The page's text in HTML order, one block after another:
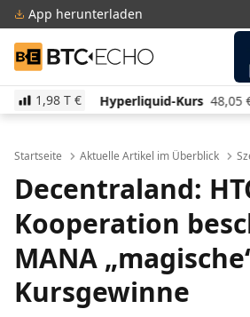
App herunterladen
BTC-ECHO
1,98 T €
Hyperliquid-Kurs 48,05 € -0.90%
Startseite Aktuelle Artikel im Überblick
Decentraland:
Kooperation
MANA
Kursgewinne